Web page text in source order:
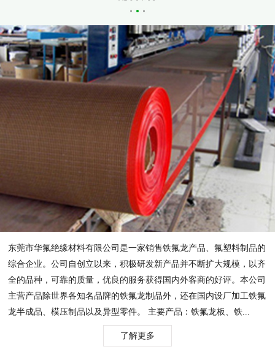
东莞市华氟绝缘材料有限公司是一家销售铁氟龙产品、氟塑料制品的
综合企业。公司自创立以来，积极研发新产品并不断扩大规模，以齐
全的品种，可靠的质量，优良的服务获得国内外客商的好评。本公司
主营产品除世界各知名品牌的铁氟龙制品外，还在国内设厂加工铁氟
龙半成品、模压制品以及异型零件。 主要产品：铁氟龙板、铁...
了解更多